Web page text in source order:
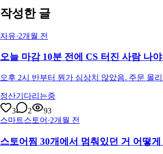
작성한 글
자유·2개월 전
오늘 마감 10분 전에 CS 터진 사람 나
오후 2시 반부터 뭔가 심상치 않았음. 주문 몰
정산기다리는중
3
2
93
스마트스토어 ·2개월 전
스토어찜 30개에서 멈춰있던 거 어떻